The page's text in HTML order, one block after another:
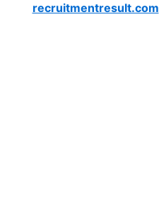
recruitmentresult.com